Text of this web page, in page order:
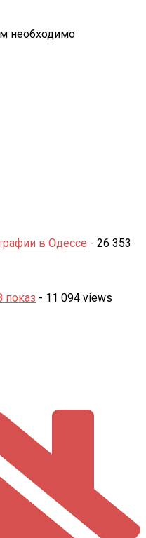
необходимо
в Одессе - 26 353
показ - 11 094 views